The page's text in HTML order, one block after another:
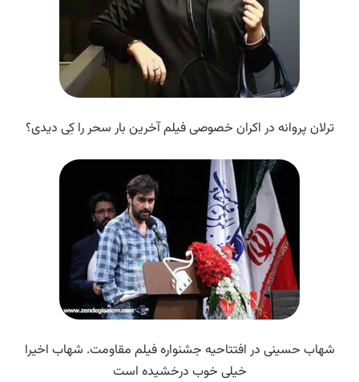
ترلان پروانه در اکران خصوصی فیلم آخرین بار سحر را کِی دیدی؟
شهاب حسینی در افتتاحیه جشنواره فیلم مقاومت. شهاب اخیرا
خیلی خوب درخشیده است